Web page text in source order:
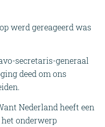
werd gereageerd was
secretaris-generaal
deed om ons
Nederland heeft een
onderwerp